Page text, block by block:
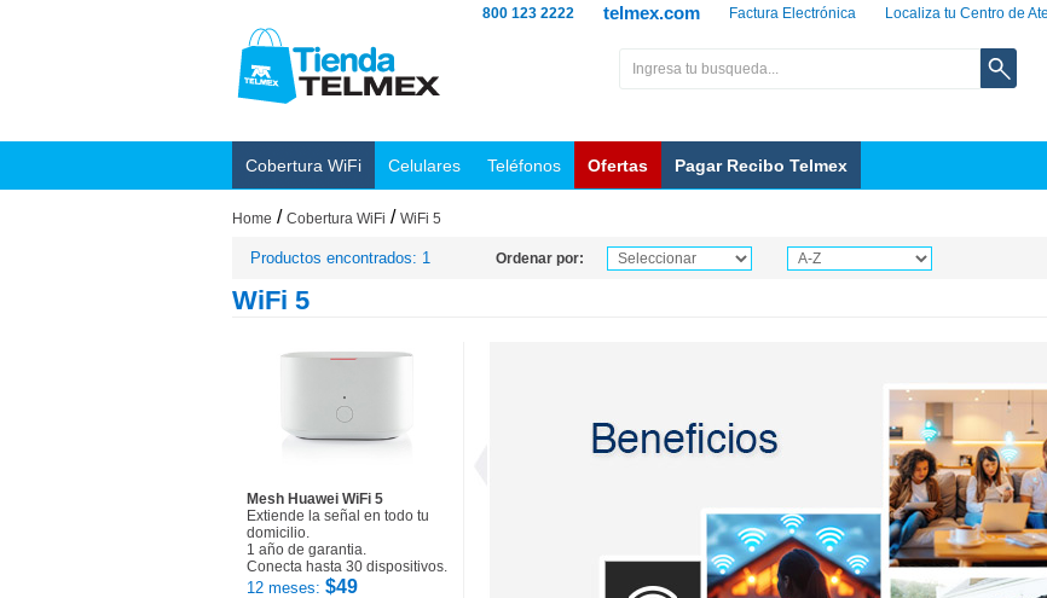
Localiza tu Centro de
Factura Electrónica
telmex.com
800 123 2222
Cobertura WiFi Celulares Teléfonos Ofertas Pagar Recibo Telmex
Home / Cobertura WiFi / WiFi 5
Productos encontrados: 1 Ordenar por:
WiFi 5
Mesh Huawei WiFi 5
Extiende la señal en todo tu
domicilio.
1 año de garantia.
Conecta hasta 30 dispositivos.
12 meses: $49